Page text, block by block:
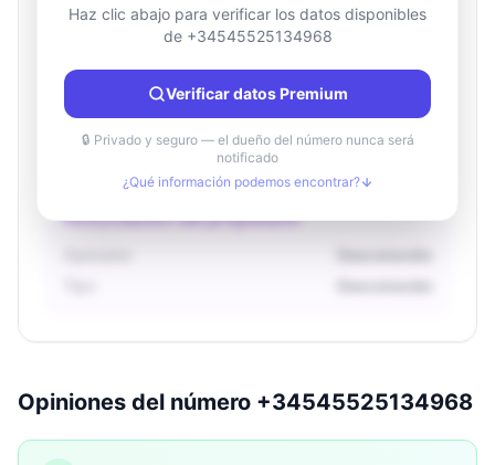
Información de ubicación
País
Desconocido
Ciudad
Desconocido
Región
Desconocido
Información del propietario
Haz clic abajo para verificar los datos disponibles
de +34545525134968
Verificar datos Premium
🔒 Privado y seguro — el dueño del número nunca será
notificado
¿Qué información podemos encontrar?
Opiniones del número +34545525134968